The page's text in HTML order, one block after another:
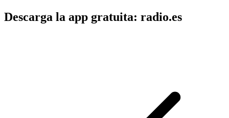
Descarga la app gratuita: radio.es